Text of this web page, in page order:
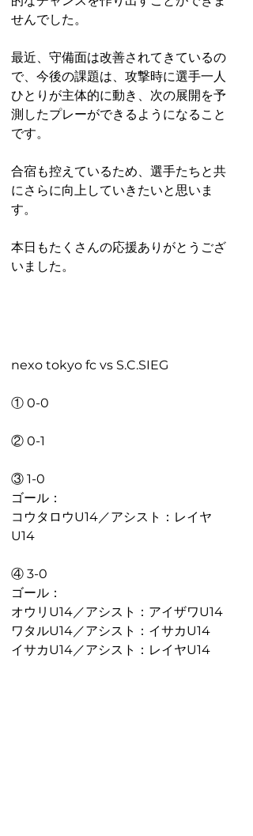
せんでした。
最近、守備面は改善されてきているの
で、今後の課題は、攻撃時に選手一人
ひとりが主体的に動き、次の展開を予
測したプレーができるようになること
です。
合宿も控えているため、選手たちと共
にさらに向上していきたいと思いま
す。
本日もたくさんの応援ありがとうござ
いました。
nexo tokyo fc vs S.C.SIEG
① 0-0
② 0-1
③ 1-0
ゴール：
コウタロウU14／アシスト：レイヤ
U14
④ 3-0
ゴール：
オウリU14／アシスト：アイザワU14
ワタルU14／アシスト：イサカU14
イサカU14／アシスト：レイヤU14